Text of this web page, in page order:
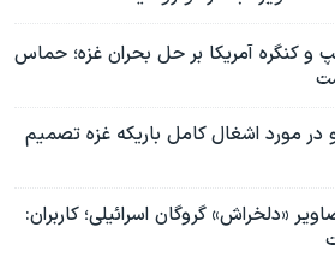
و کنگره آمریکا بر حل بحران غزه؛ حماس
در مورد اشغال کامل باریکه غزه تصمیم
«دلخراش» گروگان اسرائیلی؛ کاربران: